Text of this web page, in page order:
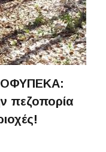
ΟΦΥΠΕΚΑ:
πεζοπορία